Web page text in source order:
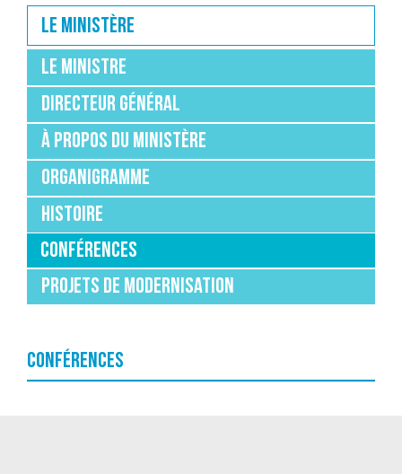
Le ministère
Le ministre
DIRECTEUR GÉNÉRAL
À PROPOS DU MINISTÈRE
ORGANIGRAMME
HISTOIRE
CONFÉRENCES
Projets de Modernisation
CONFÉRENCES